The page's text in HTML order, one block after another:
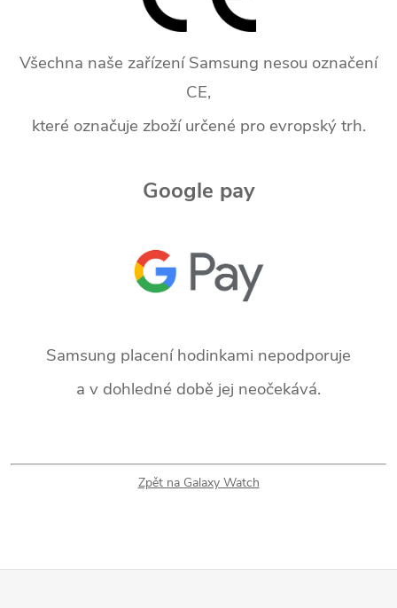
Všechna naše zařízení Samsung nesou označení
CE,
které označuje zboží určené pro evropský trh.
Google pay
Samsung placení hodinkami nepodporuje
a v dohledné době jej neočekává.
Zpět na Galaxy Watch